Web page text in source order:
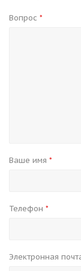
Вопрос *
Ваше имя *
Телефон *
Электронная